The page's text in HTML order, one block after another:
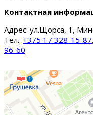
Контактная
Адрес: ул.Щорса, 1,
Тел.: +375 17 328-15-87,
96-60